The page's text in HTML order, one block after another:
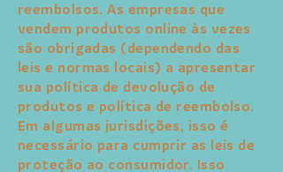
reembolsos. As empresas que
vendem produtos online às vezes
são obrigadas (dependendo das
leis e normas locais) a apresentar
sua política de devolução de
produtos e política de reembolso.
Em algumas jurisdições, isso é
necessário para cumprir as leis de
proteção ao consumidor. Isso